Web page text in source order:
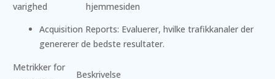
varighed
hjemmesiden
Acquisition Reports: Evaluerer, hvilke trafikkanaler der
genererer de bedste resultater.
Metrikker for
Beskrivelse